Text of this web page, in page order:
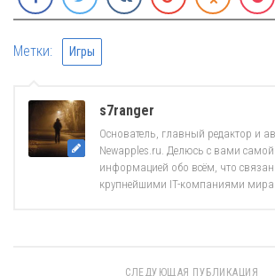
Метки: Игры
s7ranger
Основатель, главный редактор и
Newapples.ru. Делюсь с вами самой
информацией обо всём, что
крупнейшими IT-компаниями мира.
СЛЕДУЮЩАЯ ПУБЛИКАЦИЯ